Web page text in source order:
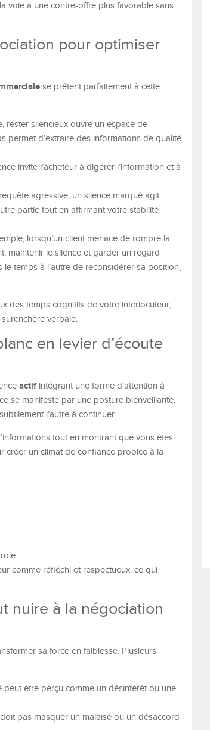
voie à une contre-offre plus favorable sans
pour optimiser
se prêtent parfaitement à cette
rester silencieux ouvre un espace de
permet d’extraire des informations de qualité
invite l’acheteur à digérer l’information et à
agressive, un silence marqué agit
partie tout en affirmant votre stabilité
lorsqu’un client menace de rompre la
maintenir le silence et garder un regard
temps à l’autre de reconsidérer sa position,
des temps cognitifs de votre interlocuteur,
verbale.
en levier d’écoute
actifintégrant une forme d’attention à
se manifeste par une posture bienveillante,
l’autre à continuer.
tout en montrant que vous êtes
créer un climat de confiance propice à la
comme réfléchi et respectueux, ce qui
nuire à la négociation
sa force en faiblesse. Plusieurs
être perçu comme un désintérêt ou une
pas masquer un malaise ou un désaccord